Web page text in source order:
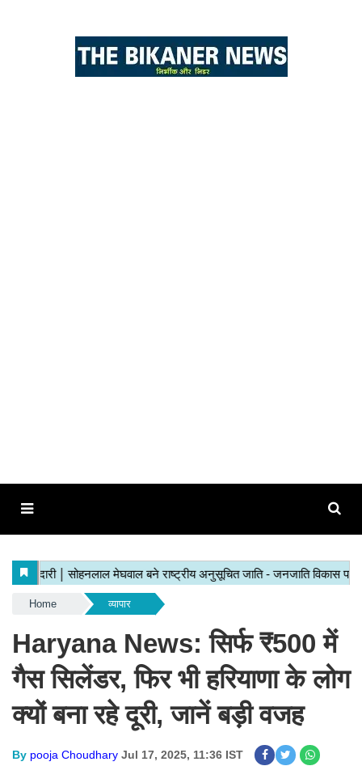
Home व्यापार
Haryana News: सिर्फ ₹500 में
गैस सिलेंडर, फिर भी हरियाणा के लोग
क्यों बना रहे दूरी, जानें बड़ी वजह
By pooja Choudhary Jul 17, 2025, 11:36 IST